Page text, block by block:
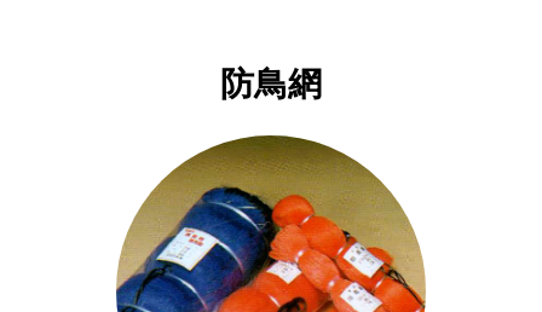
防鳥網